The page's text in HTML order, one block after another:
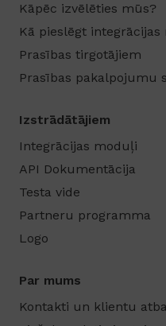
Kāpēc izvēlēties mūs?
Kā pieslēgt
Prasības tirgotājiem
Prasības pakalpojumu
Izstrādātājiem
Integrācijas moduļi
API Dokumentācija
Testa vide
Partneru programma
Logo
Par mums
Kontakti un klientu